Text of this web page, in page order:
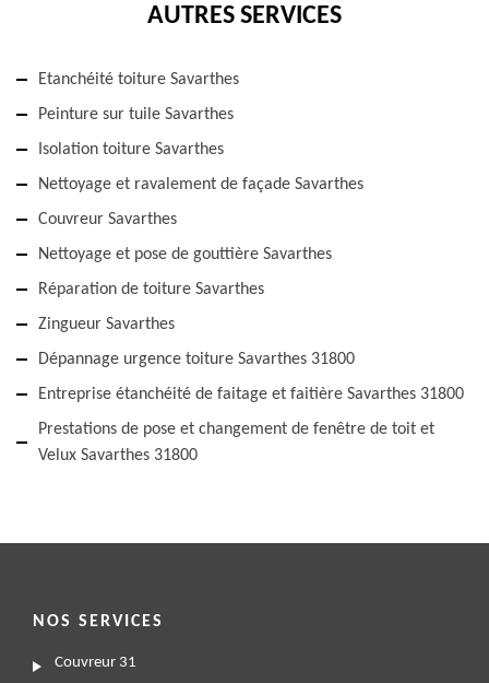
AUTRES SERVICES
Etanchéité toiture Savarthes
Peinture sur tuile Savarthes
Isolation toiture Savarthes
Nettoyage et ravalement de façade Savarthes
Couvreur Savarthes
Nettoyage et pose de gouttière Savarthes
Réparation de toiture Savarthes
Zingueur Savarthes
Dépannage urgence toiture Savarthes 31800
Entreprise étanchéité de faitage et faitière Savarthes 31800
Prestations de pose et changement de fenêtre de toit et
Velux Savarthes 31800
NOS SERVICES
Couvreur 31